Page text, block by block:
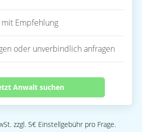
mit Empfehlung
oder unverbindlich anfragen
Anwalt suchen
zzgl. 5€ Einstellgebühr pro Frage.